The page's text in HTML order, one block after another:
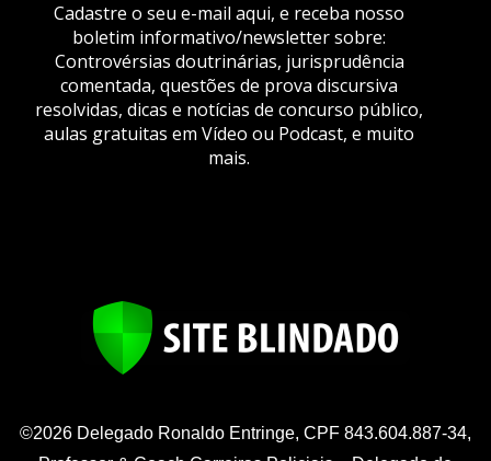
Cadastre o seu e-mail aqui, e receba nosso
boletim informativo/newsletter sobre:
Controvérsias doutrinárias, jurisprudência
comentada, questões de prova discursiva
resolvidas, dicas e notícias de concurso público,
aulas gratuitas em Vídeo ou Podcast, e muito
mais.
©2026 Delegado Ronaldo Entringe, CPF 843.604.887-34,